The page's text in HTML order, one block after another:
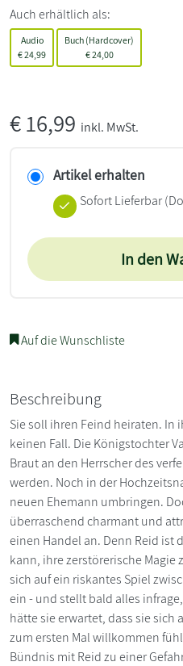
Auch erhältlich als:
Audio
€24,99
Buch (Hardcover)
€24,00
€16,99 inkl. MwSt.
Artikel erhalten
Sofort Lieferbar
In den
Auf die Wunschliste
Beschreibung
Sie soll ihren Feind heiraten. In
keinen Fall. Die Königstochter
Braut an den Herrscher des
werden. Noch in der
neuen Ehemann umbringen.
überraschend charmant und
einen Handel an. Denn Reid ist
kann, ihre zerstörerische Magie
sich auf ein riskantes Spiel
ein - und stellt bald alles
hätte sie erwartet, dass sie sich
zum ersten Mal willkommen
Bündnis mit Reid zu einer